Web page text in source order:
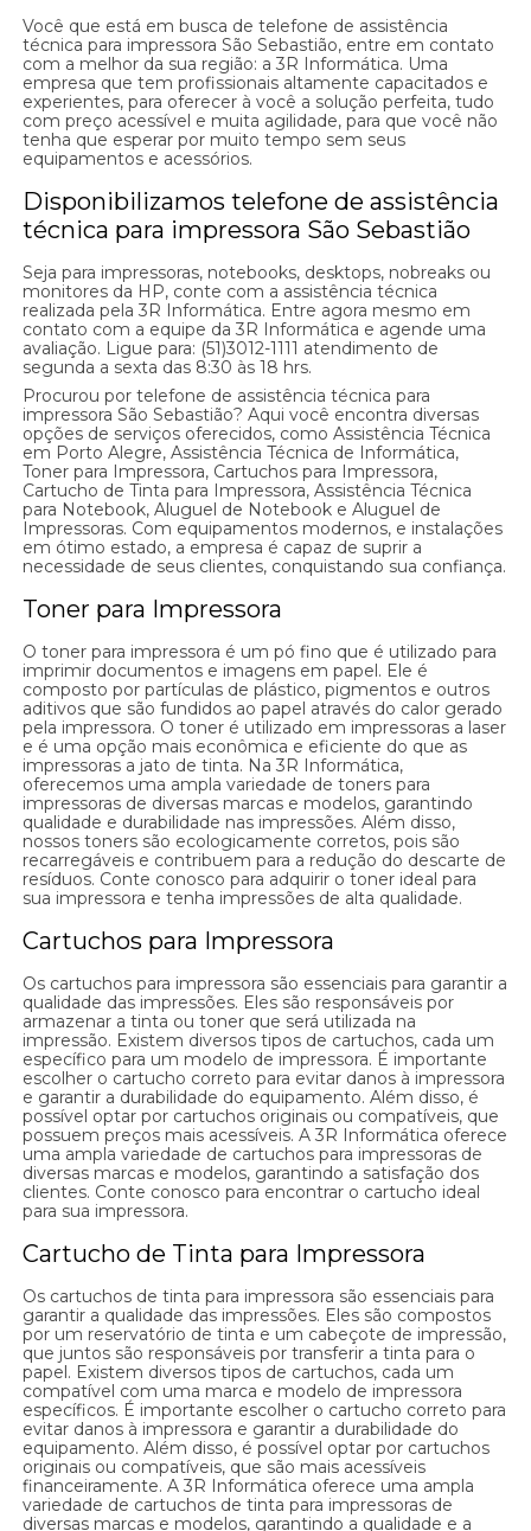
Você que está em busca de telefone de assistência
técnica para impressora São Sebastião, entre em contato
com a melhor da sua região: a 3R Informática. Uma
empresa que tem profissionais altamente capacitados e
experientes, para oferecer à você a solução perfeita, tudo
com preço acessível e muita agilidade, para que você não
tenha que esperar por muito tempo sem seus
equipamentos e acessórios.
Disponibilizamos telefone de assistência
técnica para impressora São Sebastião
Seja para impressoras, notebooks, desktops, nobreaks ou
monitores da HP, conte com a assistência técnica
realizada pela 3R Informática. Entre agora mesmo em
contato com a equipe da 3R Informática e agende uma
avaliação. Ligue para: (51)3012-1111 atendimento de
segunda a sexta das 8:30 às 18 hrs.
Procurou por telefone de assistência técnica para
impressora São Sebastião? Aqui você encontra diversas
opções de serviços oferecidos, como Assistência Técnica
em Porto Alegre, Assistência Técnica de Informática,
Toner para Impressora, Cartuchos para Impressora,
Cartucho de Tinta para Impressora, Assistência Técnica
para Notebook, Aluguel de Notebook e Aluguel de
Impressoras. Com equipamentos modernos, e instalações
em ótimo estado, a empresa é capaz de suprir a
necessidade de seus clientes, conquistando sua confiança.
Toner para Impressora
O toner para impressora é um pó fino que é utilizado para
imprimir documentos e imagens em papel. Ele é
composto por partículas de plástico, pigmentos e outros
aditivos que são fundidos ao papel através do calor gerado
pela impressora. O toner é utilizado em impressoras a laser
e é uma opção mais econômica e eficiente do que as
impressoras a jato de tinta. Na 3R Informática,
oferecemos uma ampla variedade de toners para
impressoras de diversas marcas e modelos, garantindo
qualidade e durabilidade nas impressões. Além disso,
nossos toners são ecologicamente corretos, pois são
recarregáveis e contribuem para a redução do descarte de
resíduos. Conte conosco para adquirir o toner ideal para
sua impressora e tenha impressões de alta qualidade.
Cartuchos para Impressora
Os cartuchos para impressora são essenciais para garantir a
qualidade das impressões. Eles são responsáveis por
armazenar a tinta ou toner que será utilizada na
impressão. Existem diversos tipos de cartuchos, cada um
específico para um modelo de impressora. É importante
escolher o cartucho correto para evitar danos à impressora
e garantir a durabilidade do equipamento. Além disso, é
possível optar por cartuchos originais ou compatíveis, que
possuem preços mais acessíveis. A 3R Informática oferece
uma ampla variedade de cartuchos para impressoras de
diversas marcas e modelos, garantindo a satisfação dos
clientes. Conte conosco para encontrar o cartucho ideal
para sua impressora.
Cartucho de Tinta para Impressora
Os cartuchos de tinta para impressora são essenciais para
garantir a qualidade das impressões. Eles são compostos
por um reservatório de tinta e um cabeçote de impressão,
que juntos são responsáveis por transferir a tinta para o
papel. Existem diversos tipos de cartuchos, cada um
compatível com uma marca e modelo de impressora
específicos. É importante escolher o cartucho correto para
evitar danos à impressora e garantir a durabilidade do
equipamento. Além disso, é possível optar por cartuchos
originais ou compatíveis, que são mais acessíveis
financeiramente. A 3R Informática oferece uma ampla
variedade de cartuchos de tinta para impressoras de
diversas marcas e modelos, garantindo a qualidade e a